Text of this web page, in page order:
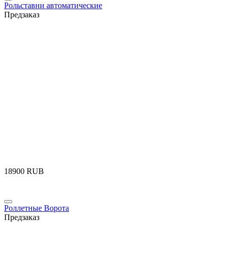
Рольставни автоматические
Предзаказ
‍18900‍ RUB
Роллетные Ворота
Предзаказ